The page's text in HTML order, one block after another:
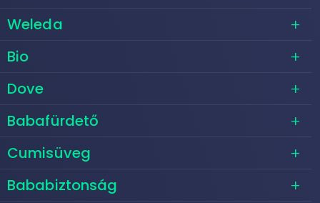
Weleda
Bio
Dove
Babafürdető
Cumisüveg
Bababiztonság